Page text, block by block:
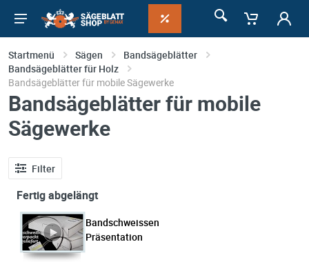
Startmenü Sägen
Bandsägeblätter
Bandsägeblätter für Holz
Bandsägeblätter für mobile Sägewerke
Bandsägeblätter für mobile
Sägewerke
Filter
Fertig abgelängt
Bandschweissen
Präsentation